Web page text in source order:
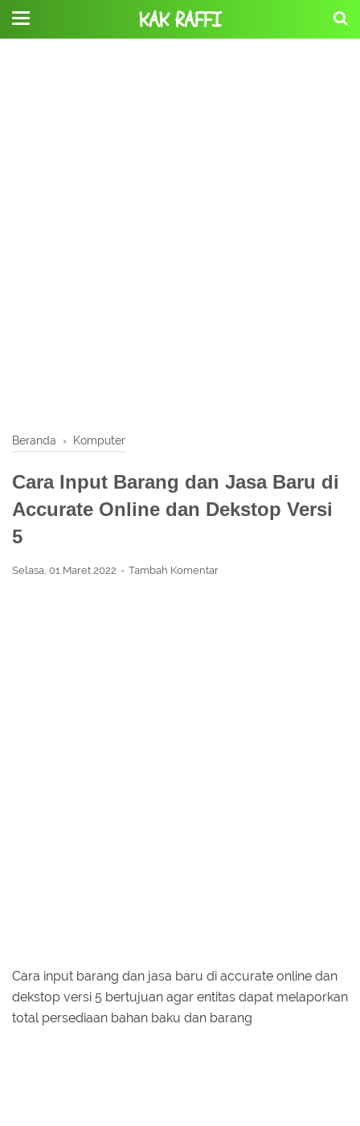
KAK RAFFI
Beranda › Komputer
Cara Input Barang dan Jasa Baru di
Accurate Online dan Dekstop Versi
5
Selasa, 01 Maret 2022 Tambah Komentar
Cara input barang dan jasa baru di accurate online dan
dekstop versi 5 bertujuan agar entitas dapat melaporkan
total persediaan bahan baku dan barang